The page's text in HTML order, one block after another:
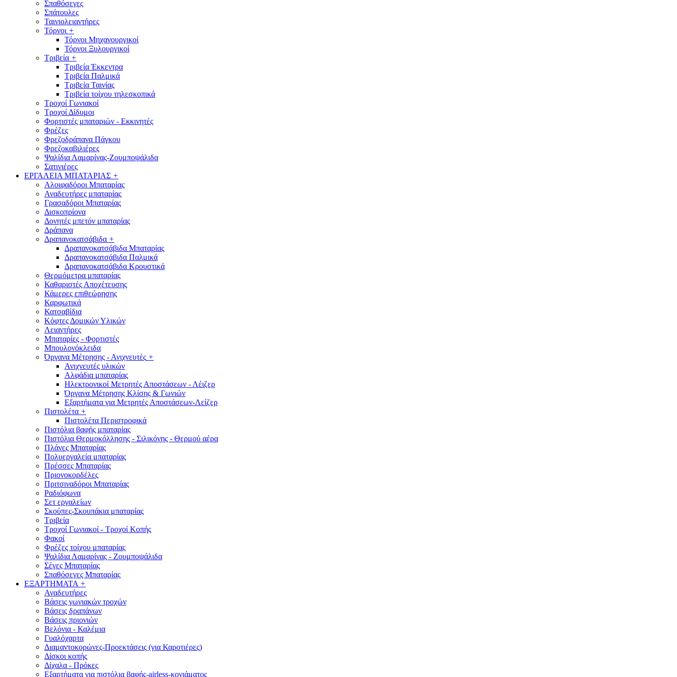
Σπαθόσεγες
Σπάτουλες
Ταινιολειαντήρες
Τόρνοι +
Τόρνοι Μηχανουργικοί
Τόρνοι Ξυλουργικοί
Τριβεία +
Τριβεία Έκκεντρα
Τριβεία Παλμικά
Τριβεία Ταινίας
Τριβεία τοίχου τηλεσκοπικά
Τροχοί Γωνιακοί
Τροχοί Δίδυμοι
Φορτιστές μπαταριών - Εκκινητές
Φρέζες
Φρεζοδράπανα Πάγκου
Φρεζοκαβιλιέρες
Ψαλίδια Λαμαρίνας-Ζουμποψάλιδα
Σατινιέρες
ΕΡΓΑΛΕΙΑ ΜΠΑΤΑΡΙΑΣ +
Αλοιφαδόροι Μπαταρίας
Αναδευτήρες μπαταρίας
Γρασαδόροι Μπαταρίας
Δισκοπρίονα
Δονητές μπετόν μπαταρίας
Δράπανα
Δραπανοκατσάβιδα +
Δραπανοκατσάβιδα Μπαταρίας
Δραπανοκατσάβιδα Παλμικά
Δραπανοκατσάβιδα Κρουστικά
Θερμόμετρα μπαταρίας
Καθαριστές Αποχέτευσης
Κάμερες επιθεώρησης
Καρφωτικά
Κατσαβίδια
Κόφτες Δομικών Υλικών
Λειαντήρες
Μπαταρίες - Φορτιστές
Μπουλονόκλειδα
Όργανα Μέτρησης - Ανιχνευτές +
Ανιχνευτές υλικών
Αλφάδια μπαταρίας
Ηλεκτρονικοί Μετρητές Αποστάσεων - Λέιζερ
Όργανα Μέτρησης Κλίσης & Γωνιών
Εξαρτήματα για Μετρητές Αποστάσεων-Λείζερ
Πιστολέτα +
Πιστολέτα Περιστροφικά
Πιστόλια βαφής μπαταρίας
Πιστόλια Θερμοκόλλησης - Σιλικόνης - Θερμού αέρα
Πλάνες Μπαταρίας
Πολυεργαλεία μπαταρίας
Πρέσσες Μπαταρίας
Πριονοκορδέλες
Πριτσιναδόροι Μπαταρίας
Ραδιόφωνα
Σετ εργαλείων
Σκούπες-Σκουπάκια μπαταρίας
Τριβεία
Τροχοί Γωνιακοί - Τροχοί Κοπής
Φακοί
Φρέζες τοίχου μπαταρίας
Ψαλίδια Λαμαρίνας - Ζουμποψάλιδα
Σέγες Μπαταρίας
Σπαθόσεγες Μπαταρίας
ΕΞΑΡΤΗΜΑΤΑ +
Αναδευτήρες
Βάσεις γωνιακών τροχών
Βάσεις δραπάνων
Βάσεις πριονιών
Βελόνια - Καλέμια
Γυαλόχαρτα
Διαμαντοκορώνες-Προεκτάσεις (για Καροτιέρες)
Δίσκοι κοπής
Δίχαλα - Πρόκες
Εξαρτήματα για πιστόλια βαφής-airless-κονιάματος